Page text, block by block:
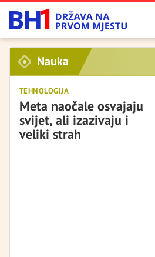
Nauka
TEHNOLOGIJA
Meta naočale osvajaju
svijet, ali izazivaju i
veliki strah